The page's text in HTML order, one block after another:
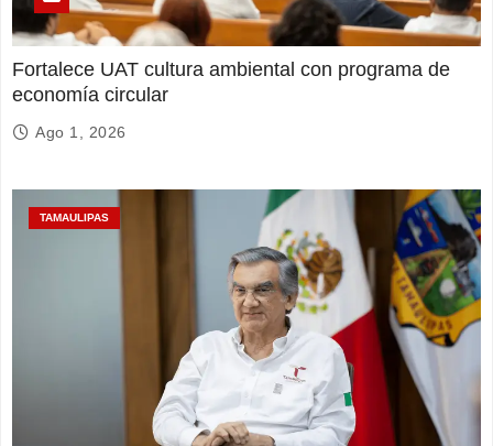
Fortalece UAT cultura ambiental con programa de
economía circular
Ago 1, 2026
TAMAULIPAS